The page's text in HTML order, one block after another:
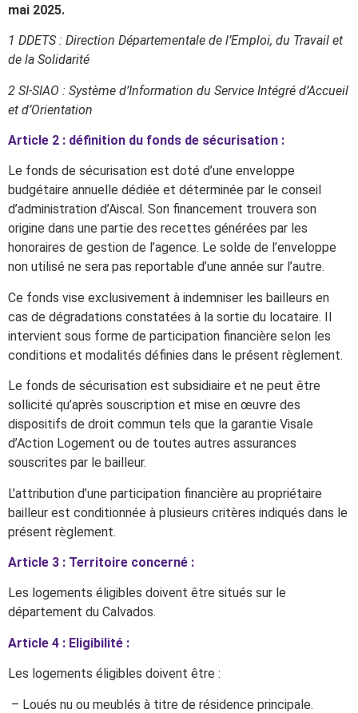
mai 2025.
1 DDETS : Direction Départementale de l’Emploi, du Travail et
de la Solidarité
2 SI-SIAO : Système d’Information du Service Intégré d’Accueil
et d’Orientation
Article 2 : définition du fonds de sécurisation :
Le fonds de sécurisation est doté d’une enveloppe
budgétaire annuelle dédiée et déterminée par le conseil
d’administration d’Aiscal. Son financement trouvera son
origine dans une partie des recettes générées par les
honoraires de gestion de l’agence. Le solde de l’enveloppe
non utilisé ne sera pas reportable d’une année sur l’autre.
Ce fonds vise exclusivement à indemniser les bailleurs en
cas de dégradations constatées à la sortie du locataire. Il
intervient sous forme de participation financière selon les
conditions et modalités définies dans le présent règlement.
Le fonds de sécurisation est subsidiaire et ne peut être
sollicité qu’après souscription et mise en œuvre des
dispositifs de droit commun tels que la garantie Visale
d’Action Logement ou de toutes autres assurances
souscrites par le bailleur.
L’attribution d’une participation financière au propriétaire
bailleur est conditionnée à plusieurs critères indiqués dans le
présent règlement.
Article 3 : Territoire concerné :
Les logements éligibles doivent être situés sur le
département du Calvados.
Article 4 : Eligibilité :
Les logements éligibles doivent être :
– Loués nu ou meublés à titre de résidence principale.